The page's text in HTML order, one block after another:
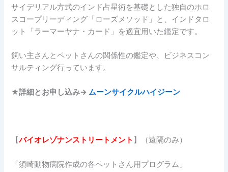
サイデリアル方式のインド占星術を基礎とした独自のホロ
スコープリーディング「ローズメソッド」と、インドタロ
ット「ラーマーヤナ・カード」を適宜用いた鑑定です。
飼い主さんとペットさんの関係性の鑑定や、ビジネスコン
サルティング行っています。
★詳細とお申し込み→ ムーンサイクルハイジーン
【バイオレゾナンストリートメント 】（遠隔のみ）
「須崎動物病院作成の各ペットさん用プログラム」